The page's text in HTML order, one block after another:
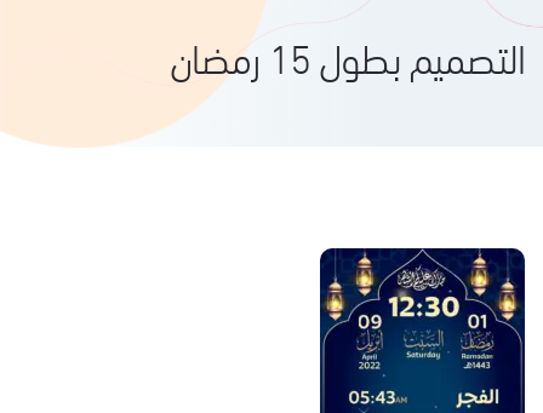
التصميم بطول 15 رمضان